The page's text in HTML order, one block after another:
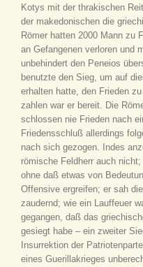
Kotys mit der thrakischen
der makedonischen die
Römer hatten 2000 Mann zu
an Gefangenen verloren und
unbehindert den Peneios
benutzte den Sieg, um auf
erhalten hatte, den Frieden
zahlen war er bereit. Die
schlossen nie Frieden nach
Friedensschluß allerdings
nach sich gezogen. Indes
römische Feldherr auch
ohne daß etwas von
Offensive ergreifen; er sah
zaudernd; wie ein Lauffeuer
gegangen, daß das
gesiegt habe – ein zweiter
Insurrektion der
eines Guerillakrieges